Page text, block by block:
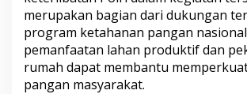
h
a
n
a
n
P
merupakan bagian dari dukungan
program ketahanan pangan
pemanfaatan lahan produktif dan
rumah dapat membantu
pangan masyarakat.